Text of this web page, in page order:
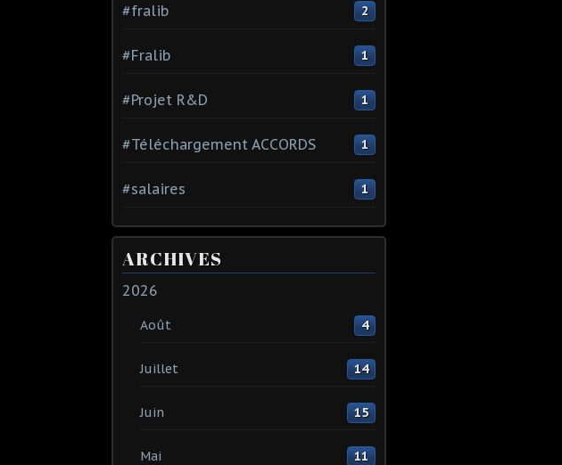
#fralib 2
#Fralib 1
#Projet R&D 1
#Téléchargement ACCORDS 1
#salaires 1
ARCHIVES
2026
Août 4
Juillet 14
Juin 15
Mai 11